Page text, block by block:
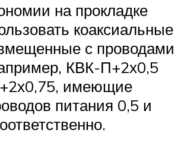
на прокладке
коаксиальные
с проводами
КВК-П+2х0,5
имеющие
питания 0,5 и